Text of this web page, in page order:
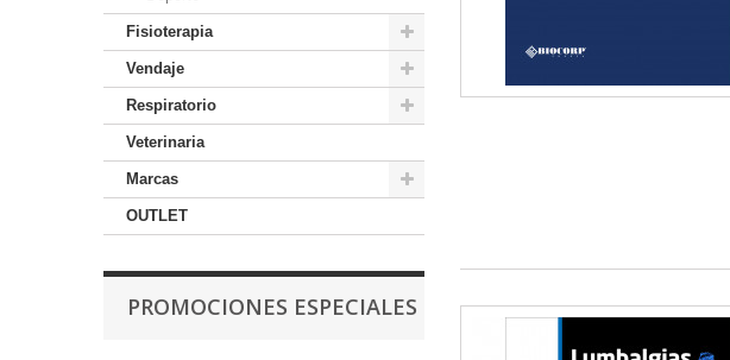
Fisioterapia
Vendaje
Respiratorio
Veterinaria
Marcas
OUTLET
PROMOCIONES ESPECIALES